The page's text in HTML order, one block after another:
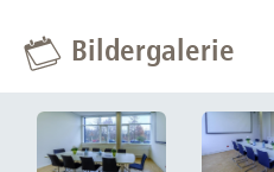
Bildergalerie